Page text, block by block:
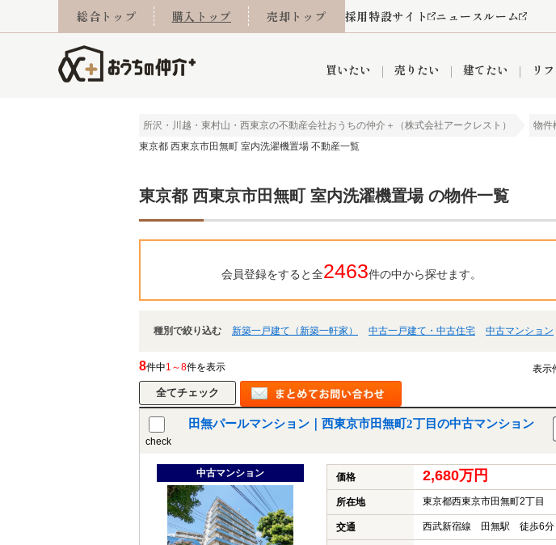
総合トップ 購入トップ 売却トップ 採用特設サイト ニュースルーム
買いたい
川越市 入間市 飯能市 狭山市 ふじみ野市 富士見市
売りたい 建てたい リ
所沢・川越・東村山・西東京の不動産会社おうちの仲介＋（株式会社アークレスト）
物件
東京都 西東京市田無町 室内洗濯機置場 不動産一覧
東京都 西東京市田無町 室内洗濯機置場 の物件一覧
会員登録をすると全2463件の中から探せます。
種別で絞り込む 新築一戸建て（新築一軒家） 中古一戸建て・中古住宅 中古マンション
8件中1～8件を表示 表示
check
田無パールマンション｜西東京市田無町2丁目の中古マンション
中古マンション 価格 2,680万円
所在地 東京都西東京市田無町2丁目
交通 西武新宿線 田無駅 徒歩6分